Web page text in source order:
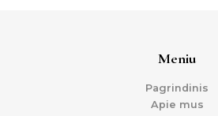
Meniu
Pagrindinis
Apie mus